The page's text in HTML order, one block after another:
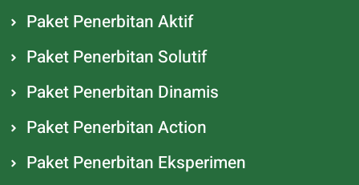
Paket Penerbitan Aktif
Paket Penerbitan Solutif
Paket Penerbitan Dinamis
Paket Penerbitan Action
Paket Penerbitan Eksperimen